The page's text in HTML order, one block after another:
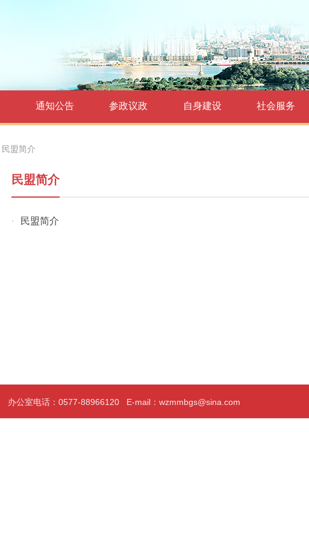
通知公告 参政议政 自身建设 社会服务
民盟简介
民盟简介
· 民盟简介
办公室电话：0577-88966120 E-mail：wzmmbgs@sina.com